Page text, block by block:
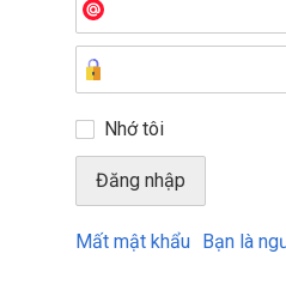
Nhớ tôi
Mất mật khẩu Bạn là